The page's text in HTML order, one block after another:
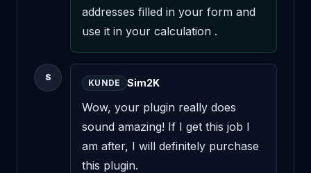
addresses filled in your form and
use it in your calculation .
S
KUNDE Sim2K
Wow, your plugin really does
sound amazing! If I get this job I
am after, I will definitely purchase
this plugin.